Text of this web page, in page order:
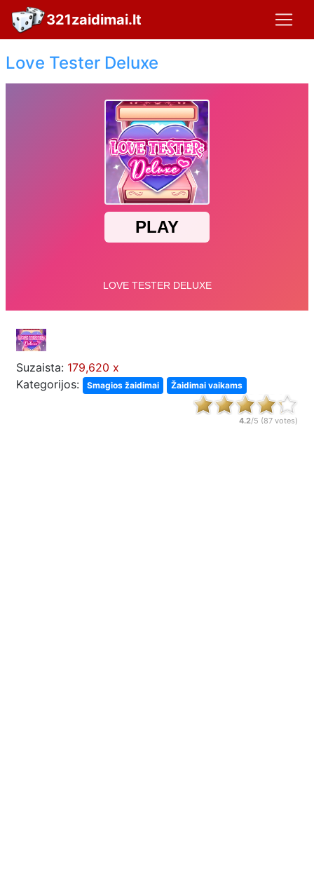
321zaidimai.lt
Love Tester Deluxe
Suzaista: 179,620 x
Kategorijos:
Smagios žaidimai Žaidimai vaikams
4.2/5 (87 votes)